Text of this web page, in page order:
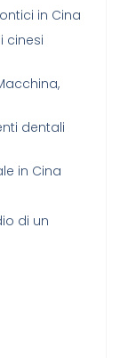
in Cina
cinesi
dentali
in Cina
di un